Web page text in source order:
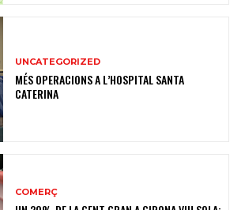
UNCATEGORIZED
MÉS OPERACIONS A L’HOSPITAL SANTA
CATERINA
COMERÇ